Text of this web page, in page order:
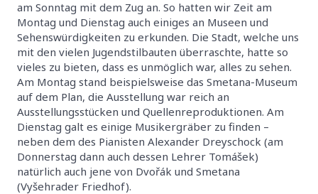
am Sonntag mit dem Zug an. So hatten wir Zeit am
Montag und Dienstag auch einiges an Museen und
Sehenswürdigkeiten zu erkunden. Die Stadt, welche uns
mit den vielen Jugendstilbauten überraschte, hatte so
vieles zu bieten, dass es unmöglich war, alles zu sehen.
Am Montag stand beispielsweise das Smetana-Museum
auf dem Plan, die Ausstellung war reich an
Ausstellungsstücken und Quellenreproduktionen. Am
Dienstag galt es einige Musikergräber zu finden –
neben dem des Pianisten Alexander Dreyschock (am
Donnerstag dann auch dessen Lehrer Tomášek)
natürlich auch jene von Dvořák und Smetana
(Vyšehrader Friedhof).